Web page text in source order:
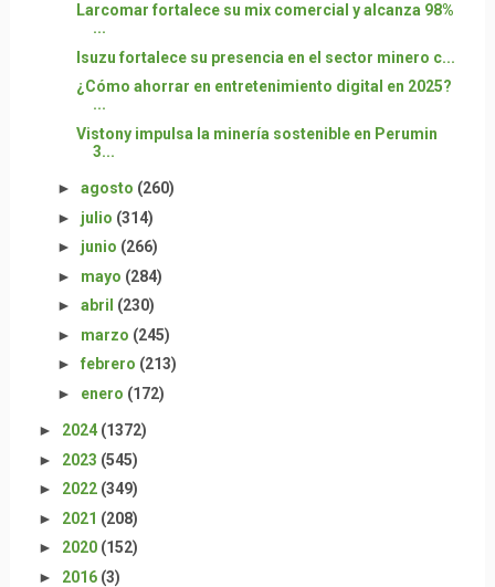
Larcomar fortalece su mix comercial y alcanza 98%
...
Isuzu fortalece su presencia en el sector minero c...
¿Cómo ahorrar en entretenimiento digital en 2025?
...
Vistony impulsa la minería sostenible en Perumin
3...
► agosto (260)
► julio (314)
► junio (266)
► mayo (284)
► abril (230)
► marzo (245)
► febrero (213)
► enero (172)
► 2024 (1372)
► 2023 (545)
► 2022 (349)
► 2021 (208)
► 2020 (152)
► 2016 (3)